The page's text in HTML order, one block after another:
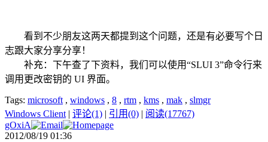
看到不少朋友这两天都提到这个问题，还是有必要写个日
志跟大家分享分享！
补充：下午查了下资料，我们可以使用“SLUI 3”命令行来
调用更改密钥的 UI 界面。
Tags: microsoft, windows , 8 , rtm , kms , mak , slmgr
Windows Client| 评论(1) | 引用(0) | 阅读(17767)
gOxiA
2012/08/19 01:36